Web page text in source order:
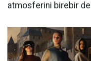
atmosferini birebir